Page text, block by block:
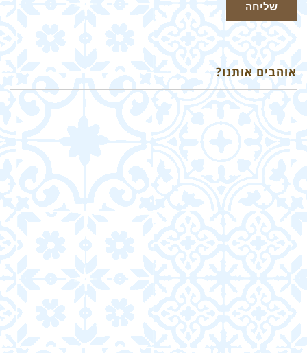
שליחה
אוהבים אותנו?